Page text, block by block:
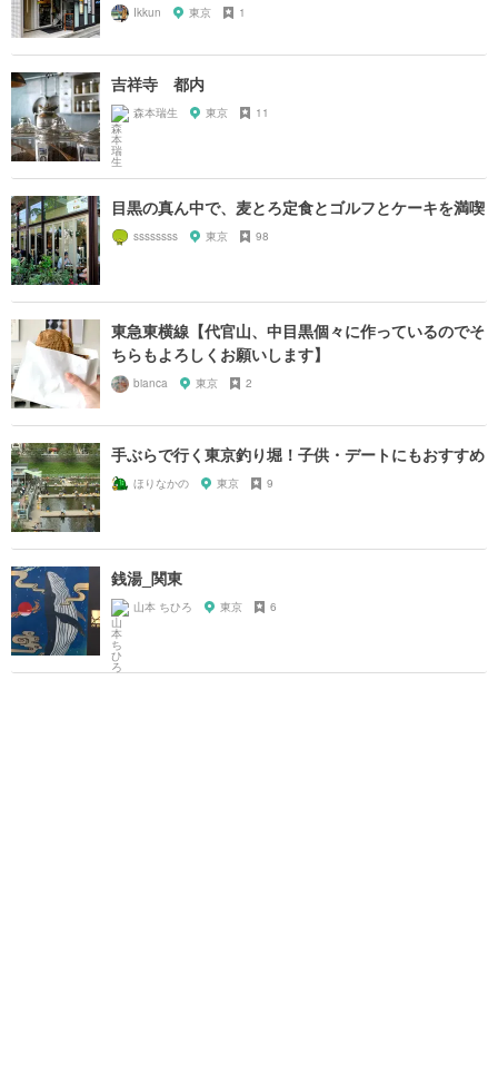
Ikkun 東京 1
吉祥寺 都内
森本瑞生 東京 11
目黒の真ん中で、麦とろ定食とゴルフとケーキを満喫
ssssssss 東京 98
東急東横線【代官山、中目黒個々に作っているのでそ
ちらもよろしくお願いします】
bianca 東京 2
手ぶらで行く東京釣り堀！子供・デートにもおすすめ
ほりなかの 東京 9
銭湯_関東
山本 ちひろ 東京 6